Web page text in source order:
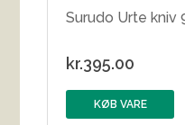
Surudo Urte kniv
kr.395.00
KØB VARE